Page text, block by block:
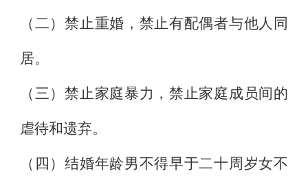
（二）禁止重婚，禁止有配偶者与他人同
居。
（三）禁止家庭暴力，禁止家庭成员间的
虐待和遗弃。
（四）结婚年龄男不得早于二十周岁女不